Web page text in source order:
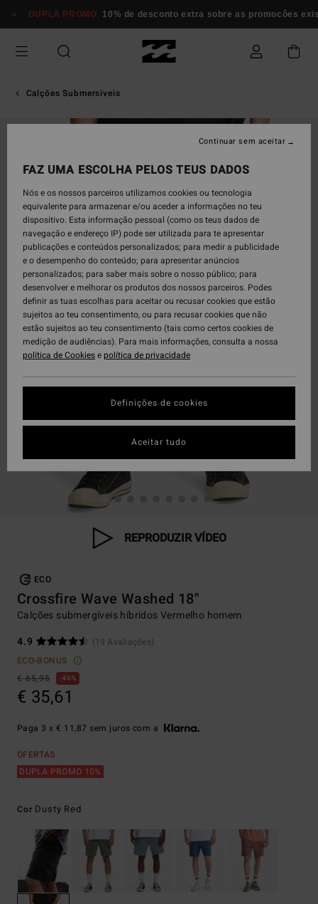
para
informação
DUPLA PROMO 10% de desconto extra sobre as promocôes
Calções Submersíveis
REPRODUZIR VÍDEO
ECO
Crossfire Wave Washed 18"
Calções submergíveis híbridos Vermelho homem
4.9
(19 Avaliações)
ECO-BONUS
€ 65,95
46%
€ 35,61
Paga 3 x € 11,87 sem juros com a
OFERTAS
DUPLA PROMO 10%
Cor Dusty Red
FAZ UMA ESCOLHA PELOS TEUS DADOS
Nós e os nossos parceiros utilizamos cookies ou tecnologia
equivalente para armazenar e/ou aceder a informações no teu
dispositivo. Esta informação pessoal (como os teus dados de
navegação e endereço IP) pode ser utilizada para te apresentar
publicações e conteúdos personalizados; para medir a publicidade
e o desempenho do conteúdo; para apresentar anúncios
personalizados; para saber mais sobre o nosso público; para
desenvolver e melhorar os produtos dos nossos parceiros. Podes
definir as tuas escolhas para aceitar ou recusar cookies que estão
sujeitos ao teu consentimento, ou para recusar cookies que não
estão sujeitos ao teu consentimento (tais como certos cookies de
medição de audiências). Para mais informações, consulta a nossa
política de Cookiesepolítica de privacidade
Definições de cookies
Continuar sem aceitar
Aceitar tudo